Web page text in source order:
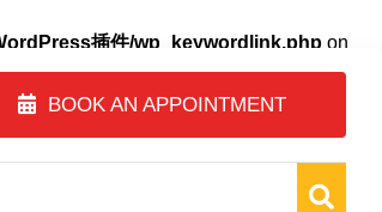
插件/wp_keywordlink.php on
BOOK AN APPOINTMENT